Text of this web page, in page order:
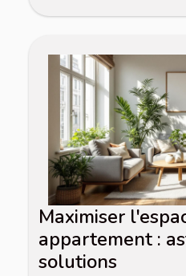
Maximiser
appartement :
solutions